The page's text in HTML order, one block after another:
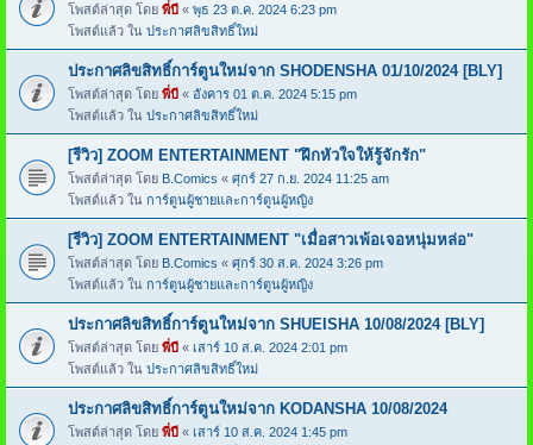
โพสต์ล่าสุด โดย พี่บี « พุธ 23 ต.ค. 2024 6:23 pm
โพสต์แล้ว ใน ประกาศลิขสิทธิ์ใหม่
ประกาศลิขสิทธิ์การ์ตูนใหม่จาก SHODENSHA 01/10/2024 [BLY]
โพสต์ล่าสุด โดย พี่บี « อังคาร 01 ต.ค. 2024 5:15 pm
โพสต์แล้ว ใน ประกาศลิขสิทธิ์ใหม่
[รีวิว] ZOOM ENTERTAINMENT "ฝึกหัวใจให้รู้จักรัก"
โพสต์ล่าสุด โดย B.Comics « ศุกร์ 27 ก.ย. 2024 11:25 am
โพสต์แล้ว ใน การ์ตูนผู้ชายและการ์ตูนผู้หญิง
[รีวิว] ZOOM ENTERTAINMENT "เมื่อสาวเพ้อเจอหนุ่มหล่อ"
โพสต์ล่าสุด โดย B.Comics « ศุกร์ 30 ส.ค. 2024 3:26 pm
โพสต์แล้ว ใน การ์ตูนผู้ชายและการ์ตูนผู้หญิง
ประกาศลิขสิทธิ์การ์ตูนใหม่จาก SHUEISHA 10/08/2024 [BLY]
โพสต์ล่าสุด โดย พี่บี « เสาร์ 10 ส.ค. 2024 2:01 pm
โพสต์แล้ว ใน ประกาศลิขสิทธิ์ใหม่
ประกาศลิขสิทธิ์การ์ตูนใหม่จาก KODANSHA 10/08/2024
โพสต์ล่าสุด โดย พี่บี « เสาร์ 10 ส.ค. 2024 1:45 pm